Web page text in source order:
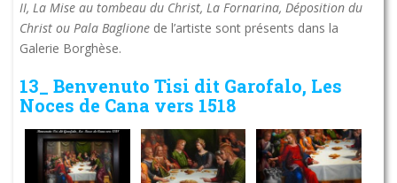
II, La Mise au tombeau du Christ, La Fornarina, Déposition du
Christ ou Pala Baglione de l’artiste sont présents dans la
Galerie Borghèse.
13_ Benvenuto Tisi dit Garofalo, Les
Noces de Cana vers 1518